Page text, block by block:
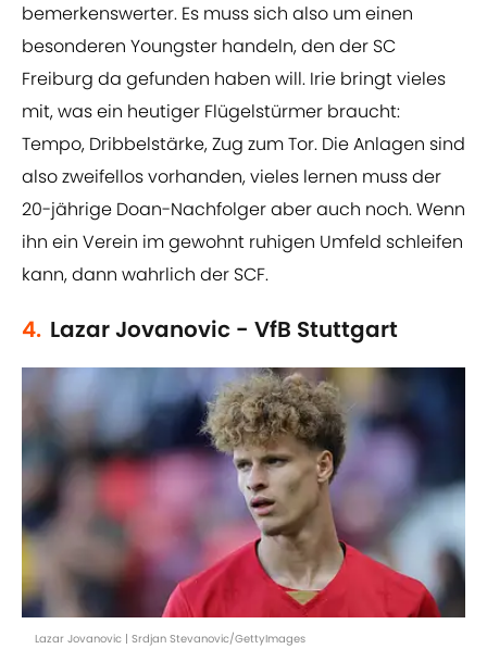
bemerkenswerter. Es muss sich also um einen
besonderen Youngster handeln, den der SC
Freiburg da gefunden haben will. Irie bringt vieles
mit, was ein heutiger Flügelstürmer braucht:
Tempo, Dribbelstärke, Zug zum Tor. Die Anlagen sind
also zweifellos vorhanden, vieles lernen muss der
20-jährige Doan-Nachfolger aber auch noch. Wenn
ihn ein Verein im gewohnt ruhigen Umfeld schleifen
kann, dann wahrlich der SCF.
4. Lazar Jovanovic - VfB Stuttgart
Lazar Jovanovic | Srdjan Stevanovic/GettyImages